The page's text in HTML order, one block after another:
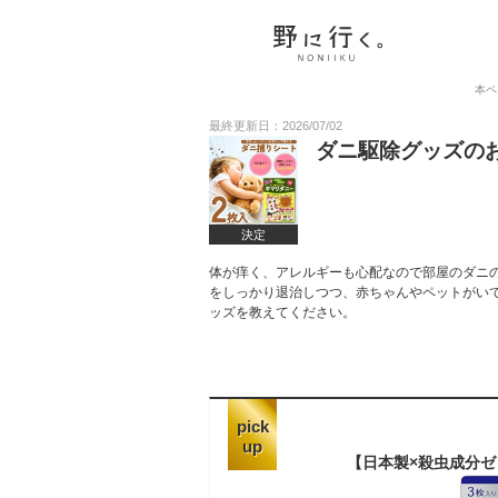
本
最終更新日：2026/07/02
決定
ダニ駆除グッズの
体が痒く、アレルギーも心配なので部屋のダ
をしっかり退治しつつ、赤ちゃんやペットが
ッズを教えてください。
pick
up